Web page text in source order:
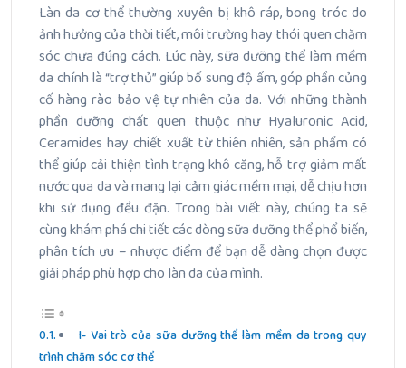
Làn da cơ thể thường xuyên bị khô ráp, bong tróc do
ảnh hưởng của thời tiết, môi trường hay thói quen chăm
sóc chưa đúng cách. Lúc này, sữa dưỡng thể làm mềm
da chính là “trợ thủ” giúp bổ sung độ ẩm,góp phầncủng
cố hàng rào bảo vệ tự nhiên của da. Với những thành
phần dưỡng chất quen thuộc như Hyaluronic Acid,
Ceramides hay chiết xuất từ thiên nhiên, sản phẩm có
thể giúp cải thiện tình trạng khô căng, hỗ trợ giảm mất
nước qua da và mang lại cảm giác mềm mại, dễ chịu hơn
khi sử dụng đều đặn. Trong bài viết này, chúng ta sẽ
cùng khám phá chi tiết các dòng sữa dưỡng thể phổ biến,
phân tích ưu – nhược điểm để bạn dễ dàng chọn được
giải pháp phù hợp cho làn da của mình.
I- Vai trò của sữa dưỡng thể làm mềm da trong quy
trình chăm sóc cơ thể